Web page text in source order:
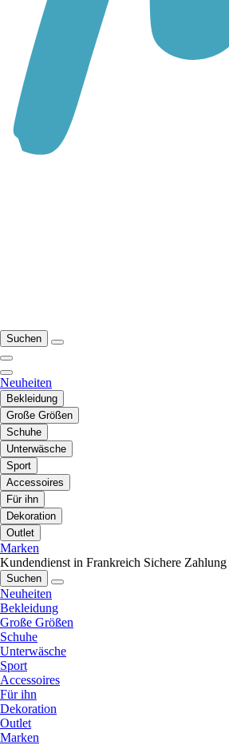
Suchen
Neuheiten
Bekleidung
Große Größen
Schuhe
Unterwäsche
Sport
Accessoires
Für ihn
Dekoration
Outlet
Marken
Kundendienst in Frankreich Sichere Zahlung
Suchen
Neuheiten
Bekleidung
Große Größen
Schuhe
Unterwäsche
Sport
Accessoires
Für ihn
Dekoration
Outlet
Marken